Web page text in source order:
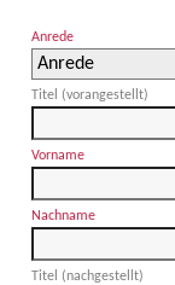
Anrede
Titel (vorangestellt)
Vorname
Nachname
Titel (nachgestellt)